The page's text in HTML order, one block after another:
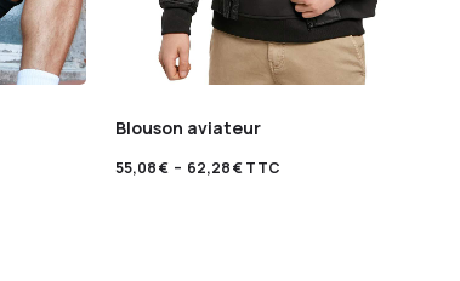
Blouson aviateur
55,08€ – 62,28€TTC